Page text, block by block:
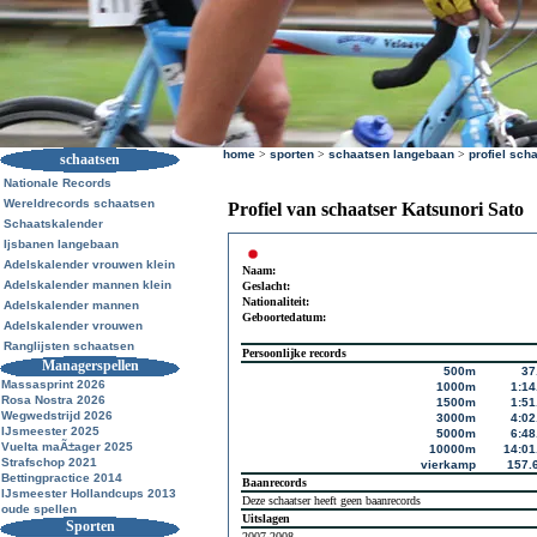
schaatsen
Nationale Records
Wereldrecords schaatsen
Schaatskalender
Ijsbanen langebaan
Adelskalender vrouwen klein
Adelskalender mannen klein
Adelskalender mannen
Adelskalender vrouwen
Ranglijsten schaatsen
Managerspellen
Massasprint 2026
Rosa Nostra 2026
Wegwedstrijd 2026
IJsmeester 2025
Vuelta maÃ±ager 2025
Strafschop 2021
Bettingpractice 2014
IJsmeester Hollandcups 2013
oude spellen
Sporten
home > sporten > schaatsen langebaan > profiel
Profiel van schaatser Katsunori Sato
Naam:
Geslacht:
Nationaliteit:
Geboortedatum:
Persoonlijke records
500m
1000m
1500m
3000m
5000m
10000m
vierkamp
Baanrecords
Deze schaatser heeft geen baanrecords
Uitslagen